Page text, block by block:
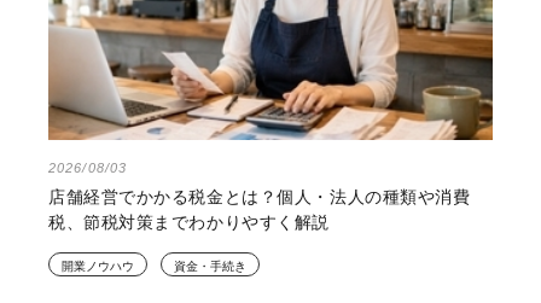
2026/08/03
店舗経営でかかる税金とは？個人・法人の種類や消費
税、節税対策までわかりやすく解説
開業ノウハウ 資金・手続き